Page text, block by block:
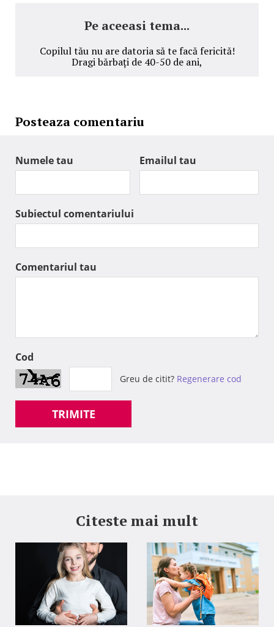
Pe aceeasi tema...
Copilul tău nu are datoria să te facă fericită!
Dragi bărbați de 40-50 de ani,
Posteaza comentariu
Numele tau Emailul tau
Subiectul comentariului
Comentariul tau
Cod
Greu de citit? Regenerare cod
TRIMITE
Citeste mai mult